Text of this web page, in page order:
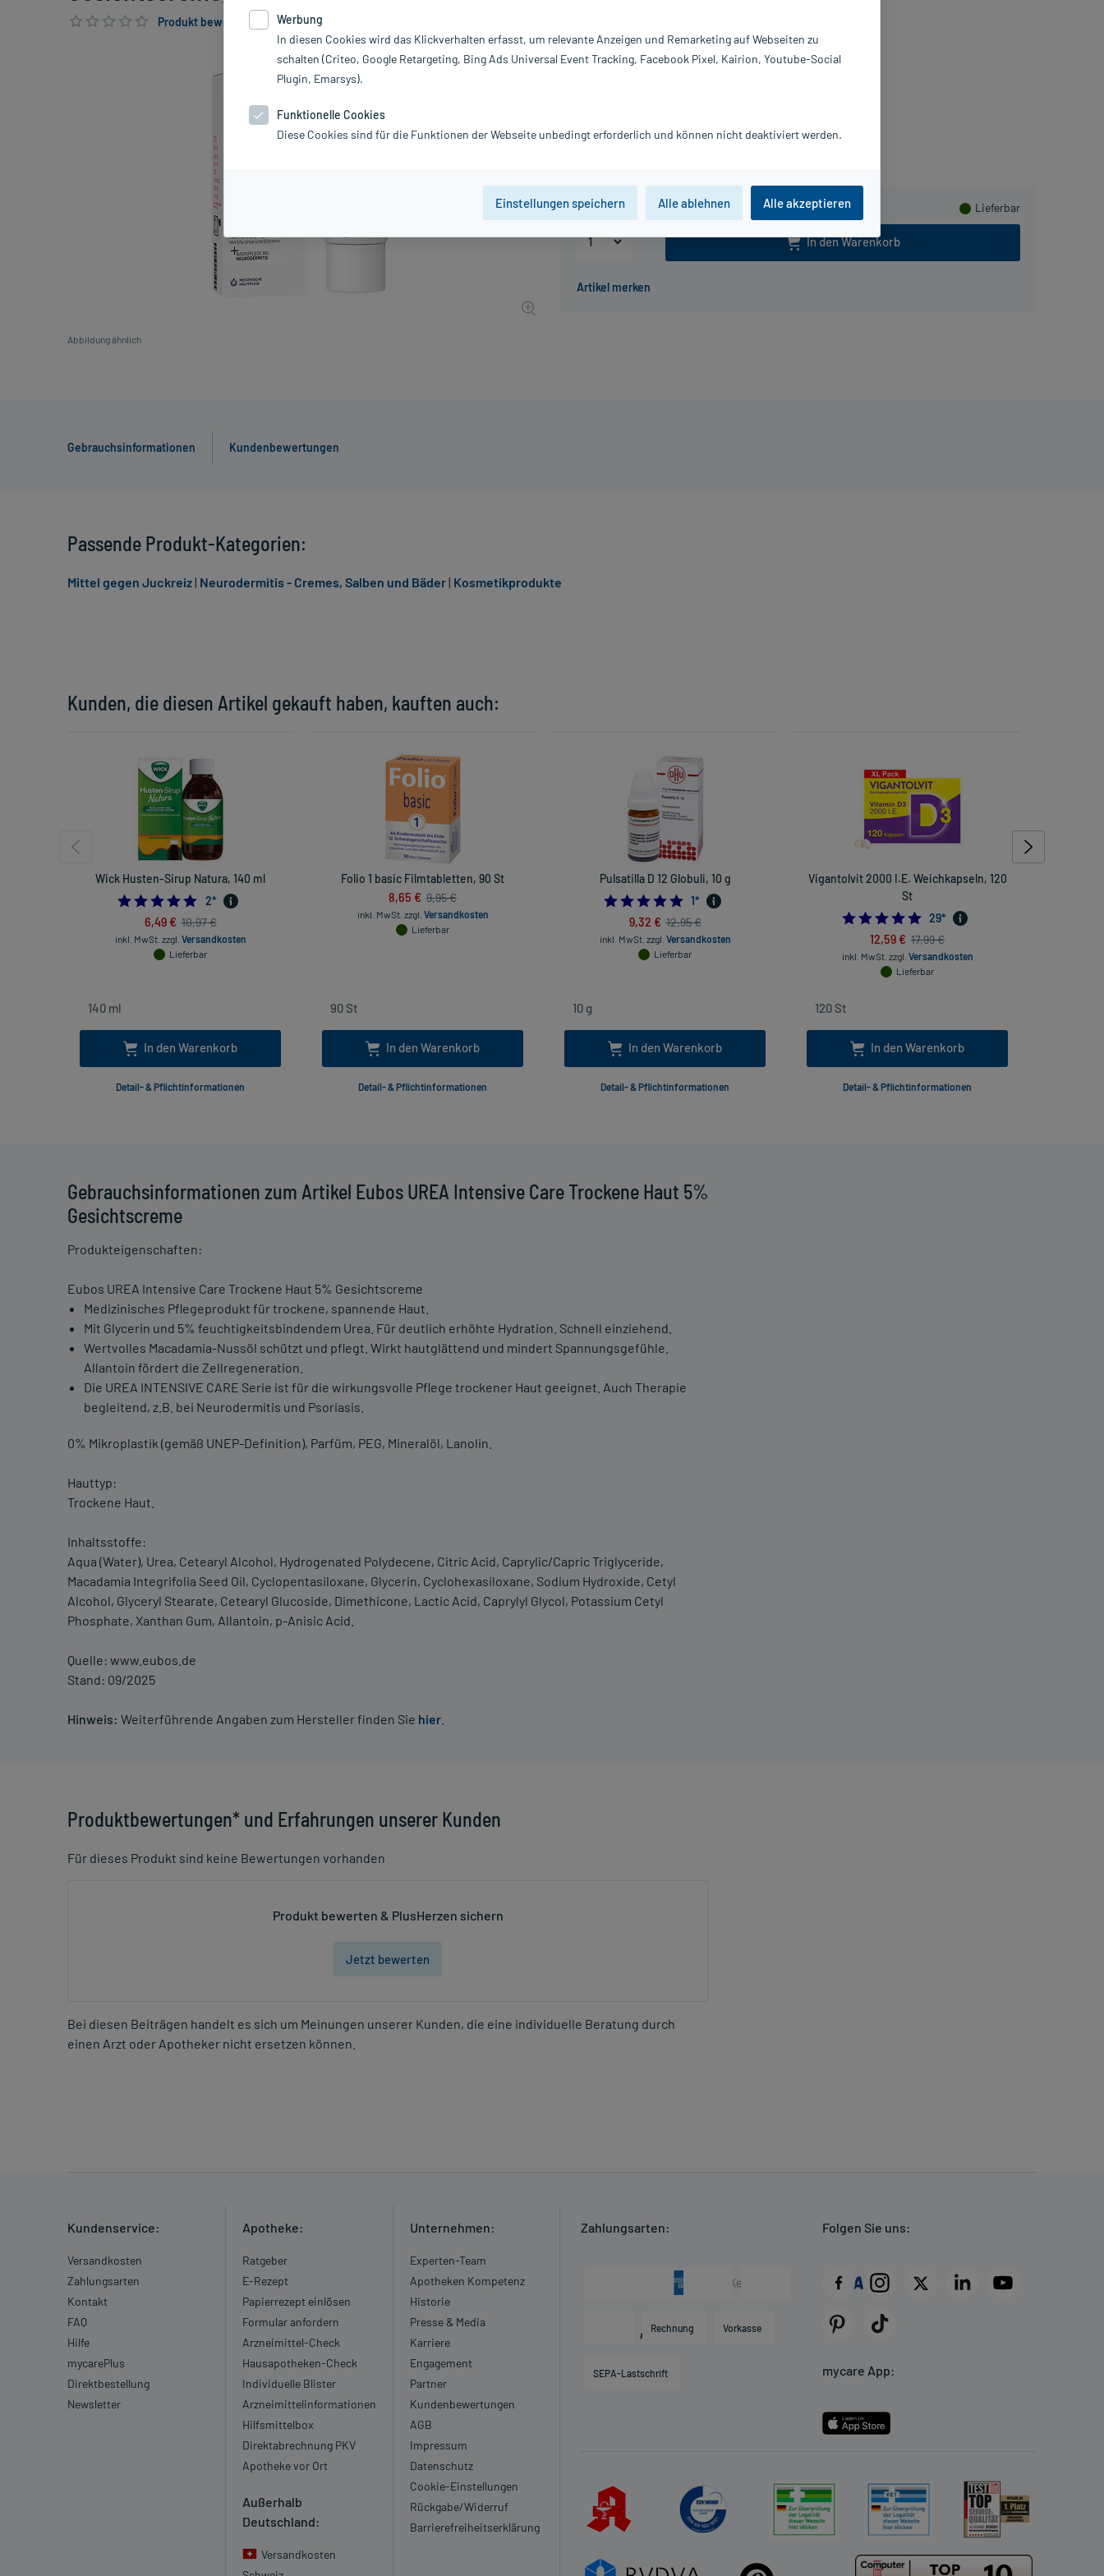
Produkt bewerten & PlusHerzen sichern
Abbildung ähnlich
Lieferbar
In den Warenkorb
Inhalt:
50 ml
PZN:
03447500
Gebrauchsinformationen Kundenbewertungen
Gebrauchsinformationen zum Artikel Eubos UREA Intensive Care Trockene Haut 5%
Gesichtscreme
Produkteigenschaften:
Eubos UREA Intensive Care Trockene Haut 5% Gesichtscreme
Medizinisches Pflegeprodukt für trockene, spannende Haut.
Mit Glycerin und 5% feuchtigkeitsbindendem Urea. Für deutlich erhöhte Hydration. Schnell einziehend.
Wertvolles Macadamia-Nussöl schützt und pflegt. Wirkt hautglättend und mindert Spannungsgefühle.
Allantoin fördert die Zellregeneration.
Die UREA INTENSIVE CARE Serie ist für die wirkungsvolle Pflege trockener Haut geeignet. Auch Therapie
begleitend, z.B. bei Neurodermitis und Psoriasis.
0% Mikroplastik (gemäß UNEP-Definition), Parfüm, PEG, Mineralöl, Lanolin.
Hauttyp:
Trockene Haut.
Inhaltsstoffe:
Aqua (Water), Urea, Cetearyl Alcohol, Hydrogenated Polydecene, Citric Acid, Caprylic/Capric Triglyceride,
Macadamia Integrifolia Seed Oil, Cyclopentasiloxane, Glycerin, Cyclohexasiloxane, Sodium Hydroxide, Cetyl
Alcohol, Glyceryl Stearate, Cetearyl Glucoside, Dimethicone, Lactic Acid, Caprylyl Glycol, Potassium Cetyl
Phosphate, Xanthan Gum, Allantoin, p-Anisic Acid.
Quelle: www.eubos.de
Stand: 09/2025
Hinweis: Weiterführende Angaben zum Hersteller finden Sie hier
Produktbewertungen* und Erfahrungen unserer Kunden
Für dieses Produkt sind keine Bewertungen vorhanden
Produkt bewerten & PlusHerzen sichern
Jetzt bewerten
Bei diesen Beiträgen handelt es sich um Meinungen unserer Kunden, die eine individuelle Beratung durch
einen Arzt oder Apotheker nicht ersetzen können.
Kunden, die diesen Artikel gekauft haben, kauften auch:
Wick Husten-Sirup Natura, 140 ml
5.0
2*
6,49 € 10,97 €
inkl. MwSt. zzgl. Versandkosten
Lieferbar
In den Warenkorb
Detail- & Pflichtinformationen
Folio 1 basic Filmtabletten, 90 St
8,65 € 9,95 €
inkl. MwSt. zzgl. Versandkosten
Lieferbar
In den Warenkorb
Detail- & Pflichtinformationen
Pulsatilla D 12 Globuli, 10 g
5.0
1*
9,32 € 12,95 €
inkl. MwSt. zzgl. Versandkosten
Lieferbar
In den Warenkorb
Detail- & Pflichtinformationen
Vigantolvit 2000 I.E. Weichkapseln, 120
St
4.896551724137931
29*
12,59 € 17,99 €
inkl. MwSt. zzgl. Versandkosten
Lieferbar
In den Warenkorb
Detail- & Pflichtinformationen
Passende Produkt-Kategorien:
Mittel gegen Juckreiz| Neurodermitis - Cremes, Salben und Bäder| Kosmetikprodukte
Kundenservice:
Versandkosten
Zahlungsarten
Kontakt
FAQ
Hilfe
mycarePlus
Direktbestellung
Newsletter
Apotheke:
Ratgeber
E-Rezept
Papierrezept einlösen
Formular anfordern
Arzneimittel-Check
Hausapotheken-Check
Individuelle Blister
Arzneimittelinformationen
Hilfsmittelbox
Direktabrechnung PKV
Apotheke vor Ort
Außerhalb
Deutschland:
Versandkosten
Unternehmen:
Experten-Team
Apotheken Kompetenz
Historie
Presse & Media
Karriere
Engagement
Partner
Kundenbewertungen
AGB
Impressum
Datenschutz
Cookie-Einstellungen
Rückgabe/Widerruf
Barrierefreiheitserklärung
Zahlungsarten:
Rechnung Vorkasse
SEPA-Lastschrift
Folgen Sie uns:
mycare App:
Werbung
In diesen Cookies wird das Klickverhalten erfasst, um relevante Anzeigen und Remarketing auf Webseiten zu
schalten (Criteo, Google Retargeting, Bing Ads Universal Event Tracking, Facebook Pixel, Kairion, Youtube-Social
Plugin, Emarsys).
Funktionelle Cookies
Diese Cookies sind für die Funktionen der Webseite unbedingt erforderlich und können nicht deaktiviert werden.
Einstellungen speichern Alle ablehnen Alle akzeptieren